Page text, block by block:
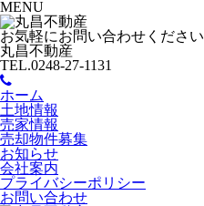
MENU
お気軽にお問い合わせください
丸昌不動産
TEL.0248-27-1131
ホーム
土地情報
売家情報
売却物件募集
お知らせ
会社案内
プライバシーポリシー
お問い合わせ